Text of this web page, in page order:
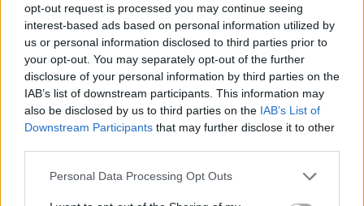
opt-out request is processed you may continue seeing
interest-based ads based on personal information utilized by
us or personal information disclosed to third parties prior to
your opt-out. You may separately opt-out of the further
disclosure of your personal information by third parties on the
IAB’s list of downstream participants. This information may
also be disclosed by us to third parties on the IAB’s List of
Downstream Participants that may further disclose it to other
Personal Data Processing Opt Outs
Bolojan: az általános
energiaválság miatt
rendkívüli
intézkedéseket hoztunk
csütörtökön – hírmix
gondatlanságból elkövetett